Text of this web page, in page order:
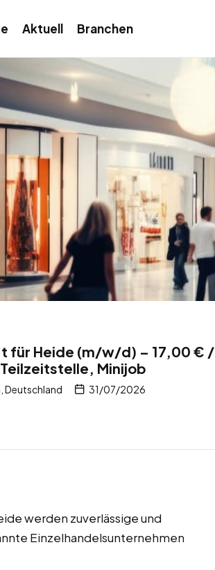
Aktuell Branchen
für Heide (m/w/d) – 17,00 € /
Minijob
Deutschland 31/07/2026
werden zuverlässige und
Einzelhandelsunternehmen